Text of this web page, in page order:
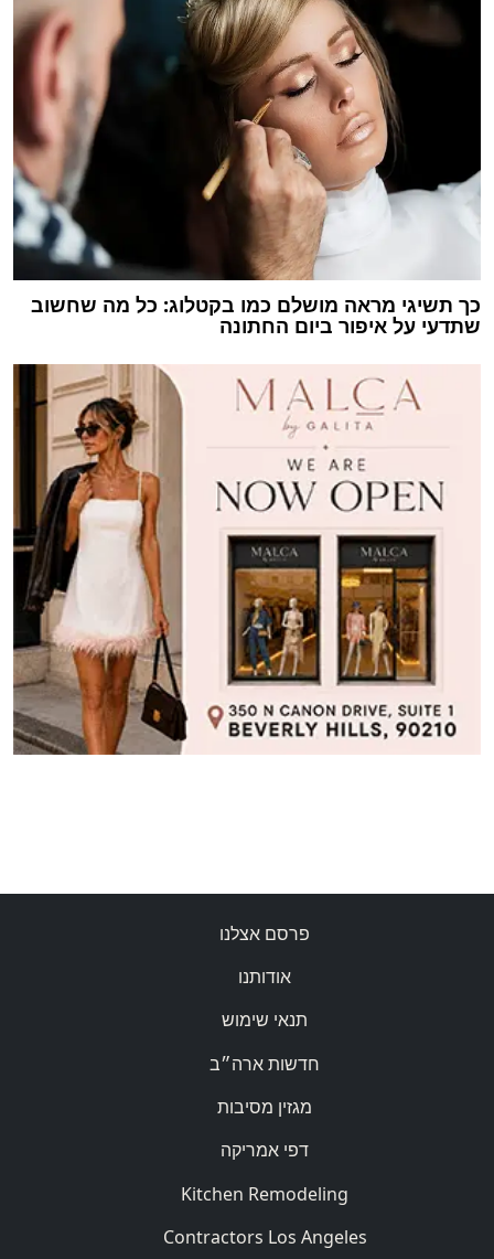
כך תשיגי מראה מושלם כמו בקטלוג: כל מה שחשוב
שתדעי על איפור ביום החתונה
פרסם אצלנו
אודותנו
תנאי שימוש
חדשות ארה״ב
מגזין מסיבות
דפי אמריקה
Kitchen Remodeling
Contractors Los Angeles